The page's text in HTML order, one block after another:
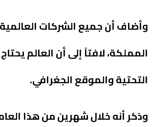
وأضاف أن جميع الشركات
المملكة، لافتاً إلى أن العالم
التحتية والموقع الجغرافي.